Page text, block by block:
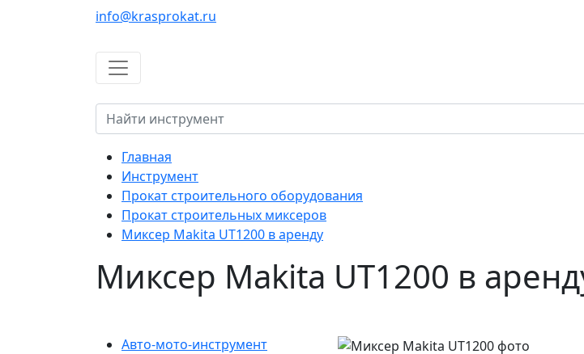
info@krasprokat.ru
Главная
Инструмент
Прокат строительного оборудования
Прокат строительных миксеров
Миксер Makita UT1200 в аренду
Миксер Makita UT1200 в
Авто-мото-инструмент